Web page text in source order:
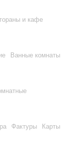
и кафе
Ванные комнаты
Фактуры
Карты